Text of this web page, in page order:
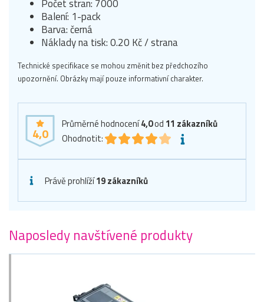
Počet stran: 7000
Balení: 1-pack
Barva: černá
Náklady na tisk: 0.20 Kč / strana
Technické specifikace se mohou změnit bez předchozího
upozornění. Obrázky mají pouze informativní charakter.
4,0
Průměrné hodnocení4,0od 11 zákazníků
Ohodnotit:
Právě prohlíží19 zákazníků
Naposledy navštívené produkty